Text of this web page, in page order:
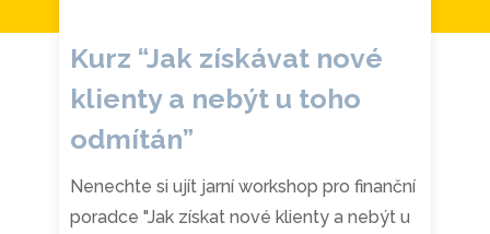
Kurz “Jak získávat nové
klienty a nebýt u toho
odmítán”
Nenechte si ujít jarní workshop pro finanční
poradce "Jak získat nové klienty a nebýt u